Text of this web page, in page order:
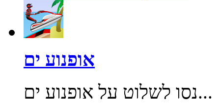
אופנוע ים
נסו לשלוט על אופנוע ים...